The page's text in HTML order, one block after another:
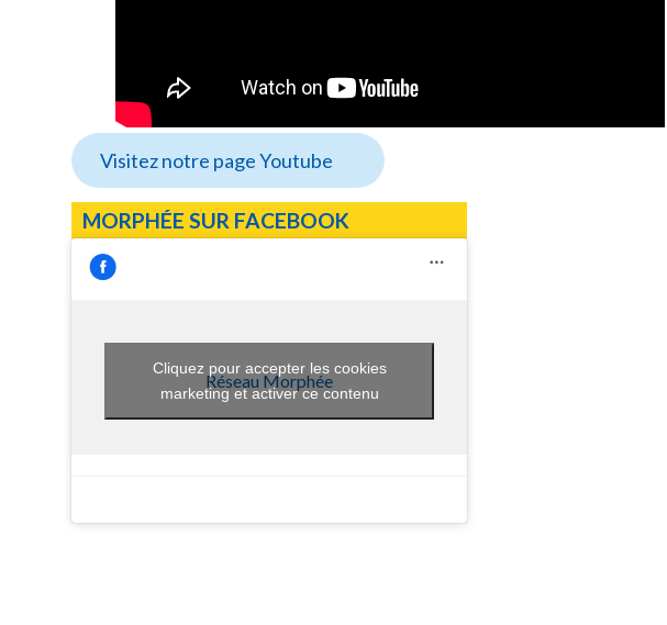
Visitez notre page Youtube
MORPHÉE SUR FACEBOOK
Réseau Morphée
Cliquez pour accepter les cookies
marketing et activer ce contenu